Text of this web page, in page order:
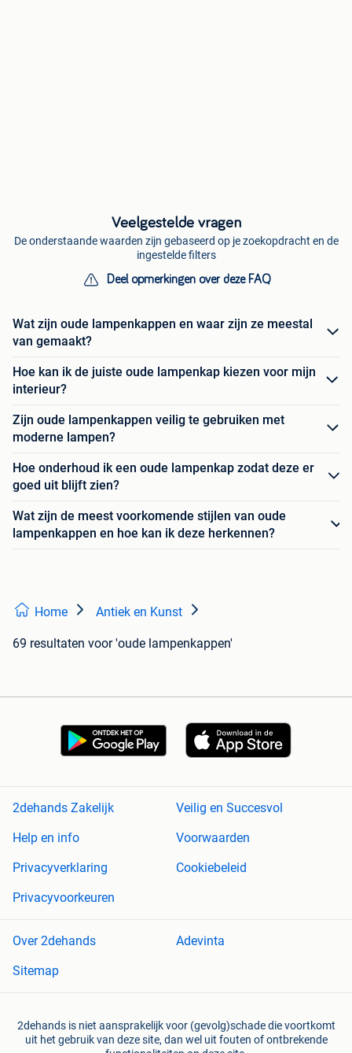
Veelgestelde vragen
De onderstaande waarden zijn gebaseerd op je zoekopdracht en de
ingestelde filters
Deel opmerkingen over deze FAQ
Wat zijn oude lampenkappen en waar zijn ze meestal
van gemaakt?
Hoe kan ik de juiste oude lampenkap kiezen voor mijn
interieur?
Zijn oude lampenkappen veilig te gebruiken met
moderne lampen?
Hoe onderhoud ik een oude lampenkap zodat deze er
goed uit blijft zien?
Wat zijn de meest voorkomende stijlen van oude
lampenkappen en hoe kan ik deze herkennen?
Home Antiek en Kunst
69 resultaten voor 'oude lampenkappen'
2dehands Zakelijk
Veilig en Succesvol
Help en info
Voorwaarden
Privacyverklaring
Cookiebeleid
Privacyvoorkeuren
Over 2dehands
Adevinta
Sitemap
2dehands is niet aansprakelijk voor (gevolg)schade die voortkomt
uit het gebruik van deze site, dan wel uit fouten of ontbrekende